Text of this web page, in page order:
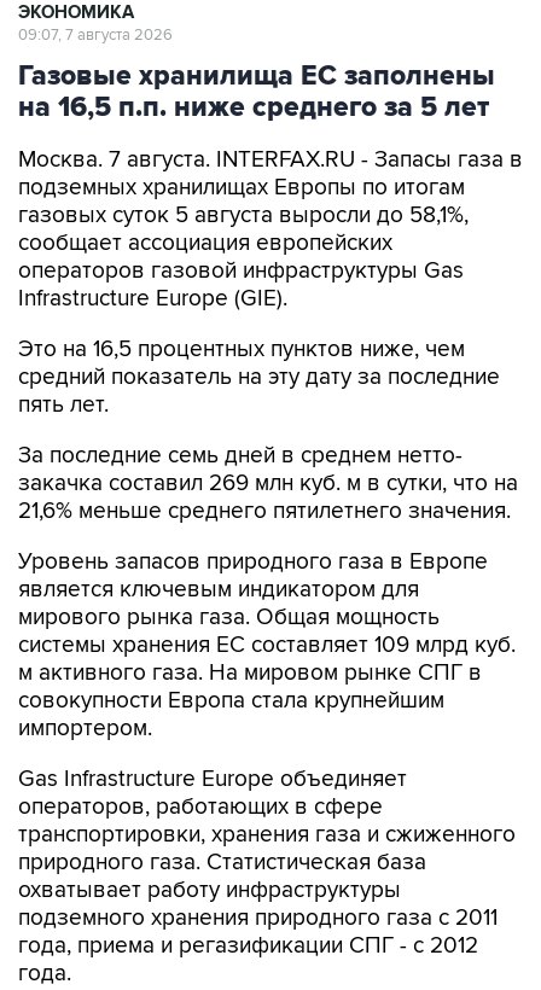
ЭКОНОМИКА
09:07, 7 августа 2026
Газовые хранилища ЕС заполнены
на 16,5 п.п. ниже среднего за 5 лет
Москва. 7 августа. INTERFAX.RU - Запасы газа в
подземных хранилищах Европы по итогам
газовых суток 5 августа выросли до 58,1%,
сообщает ассоциация европейских
операторов газовой инфраструктуры Gas
Infrastructure Europe (GIE).
Это на 16,5 процентных пунктов ниже, чем
средний показатель на эту дату за последние
пять лет.
За последние семь дней в среднем нетто-
закачка составил 269 млн куб. м в сутки, что на
21,6% меньше среднего пятилетнего значения.
Уровень запасов природного газа в Европе
является ключевым индикатором для
мирового рынка газа. Общая мощность
системы хранения ЕС составляет 109 млрд куб.
м активного газа. На мировом рынке СПГ в
совокупности Европа стала крупнейшим
импортером.
Gas Infrastructure Europe объединяет
операторов, работающих в сфере
транспортировки, хранения газа и сжиженного
природного газа. Статистическая база
охватывает работу инфраструктуры
подземного хранения природного газа с 2011
года, приема и регазификации СПГ - с 2012
года.